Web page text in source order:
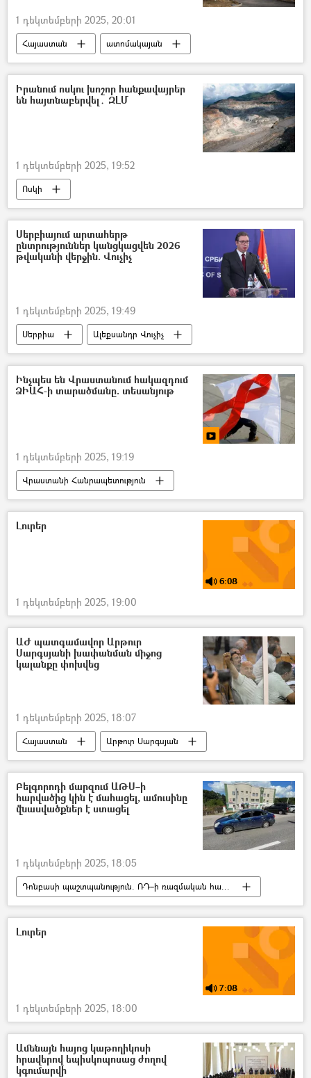
1 դեկտեմբերի 2025, 20:01
Հայաստան
ատոմակայան
վերանորոգում
Իրանում ոսկու խոշոր հանքավայրեր
են հայտնաբերվել․ ԶԼՄ
1 դեկտեմբերի 2025, 19:52
Ոսկի
Իրանի Իսլամական Հանրապետություն
հանքավայր
Սերբիայում արտահերթ
ընտրություններ կանցկացվեն 2026
թվականի վերջին. Վուչիչ
1 դեկտեմբերի 2025, 19:49
Սերբիա
Ալեքսանդր Վուչիչ
ԱԺ արտահերթ ընտրություններ 2021
Ինչպես են Վրաստանում հակազդում
ՁԻԱՀ-ի տարածմանը. տեսանյութ
1 դեկտեմբերի 2025, 19:19
Վրաստանի Հանրապետություն
Տեսանյութեր
տեսանյութ
ՄԻԱՎ
ՁԻԱՀ
Լուրեր
6:08
1 դեկտեմբերի 2025, 19:00
ԱԺ պատգամավոր Արթուր
Սարգսյանի խափանման միջոց
կալանքը փոխվեց
1 դեկտեմբերի 2025, 18:07
Հայաստան
Արթուր Սարգսյան
կալանք
Սրբազան պայքար
Արամ Վարդևանյան
Բելգորոդի մարզում ԱԹՍ–ի
հարվածից կին է մահացել, ամուսինը
վնասվածքներ է ստացել
1 դեկտեմբերի 2025, 18:05
Դոնբասի պաշտպանություն. ՌԴ–ի ռազմական հատուկ գործողությունը Ուկրաինայում
Բելգորոդ
Ռուսաստան
Ուկրաինա
Կին
Լուրեր
7:08
1 դեկտեմբերի 2025, 18:00
Ամենայն հայոց կաթողիկոսի
հրավերով եպիսկոպոսաց ժողով
կգումարվի